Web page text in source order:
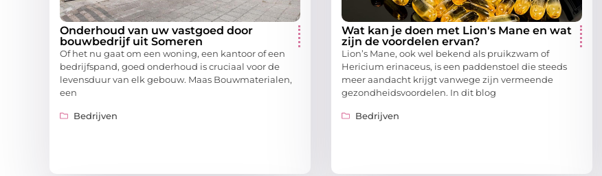
Onderhoud van uw vastgoed door
bouwbedrijf uit Someren
Of het nu gaat om een woning, een kantoor of een
bedrijfspand, goed onderhoud is cruciaal voor de
levensduur van elk gebouw. Maas Bouwmaterialen,
een
Bedrijven
Wat kan je doen met Lion's Mane en wat
zijn de voordelen ervan?
Lion’s Mane, ook wel bekend als pruikzwam of
Hericium erinaceus, is een paddenstoel die steeds
meer aandacht krijgt vanwege zijn vermeende
gezondheidsvoordelen. In dit blog
Bedrijven